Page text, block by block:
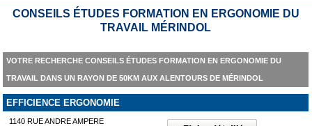
CONSEILS ÉTUDES FORMATION EN ERGONOMIE DU
TRAVAIL MÉRINDOL
VOTRE RECHERCHE CONSEILS ÉTUDES FORMATION EN ERGONOMIE DU
TRAVAIL DANS UN RAYON DE 50KM AUX ALENTOURS DE MÉRINDOL
EFFICIENCE ERGONOMIE
1140 RUE ANDRE AMPERE